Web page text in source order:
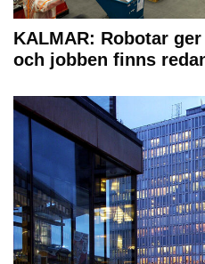
KALMAR: Robotar
och jobben finns